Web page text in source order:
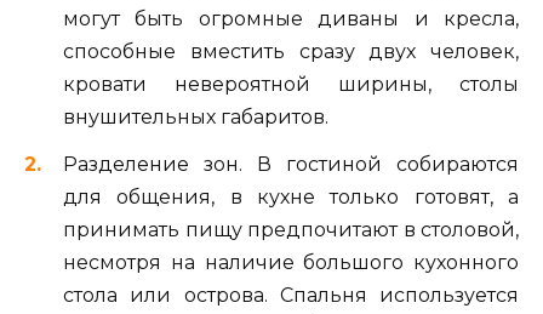
могут быть огромные диваны и кресла,
способные вместить сразу двух человек,
кровати невероятной ширины, столы
внушительных габаритов.
Разделение зон. В гостиной собираются
для общения, в кухне только готовят, а
принимать пищу предпочитают в столовой,
несмотря на наличие большого кухонного
стола или острова. Спальня используется